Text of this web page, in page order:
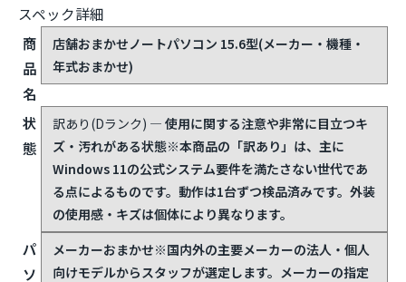
スペック詳細
商
品
名
店舗おまかせノートパソコン 15.6型(メーカー・機種・
年式おまかせ)
状
態
訳あり(Dランク) — 使用に関する注意や非常に目立つキ
ズ・汚れがある状態※本商品の「訳あり」は、主に
Windows 11の公式システム要件を満たさない世代であ
る点によるものです。動作は1台ずつ検品済みです。外装
の使用感・キズは個体により異なります。
パ
ソ
メーカーおまかせ※国内外の主要メーカーの法人・個人
向けモデルからスタッフが選定します。メーカーの指定